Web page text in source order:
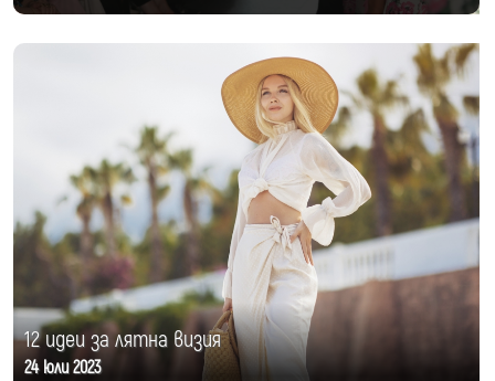
12 идеи за лятна визия
24 юли 2023